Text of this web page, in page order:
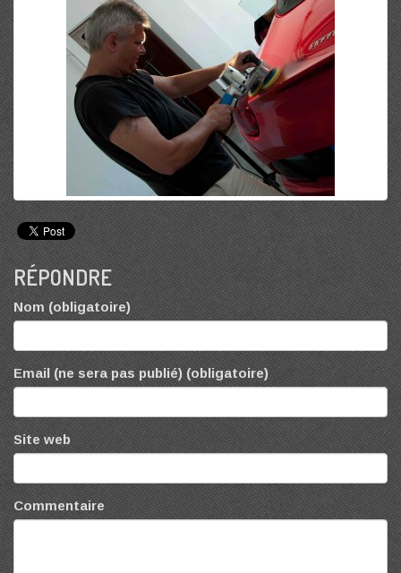
RÉPONDRE
Nom (obligatoire)
Email (ne sera pas publié) (obligatoire)
Site web
Commentaire